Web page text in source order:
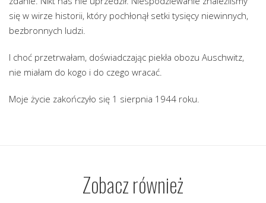
się w wirze historii, który pochłonął setki tysięcy niewinnych,
bezbronnych ludzi.
I choć przetrwałam, doświadczając piekła obozu Auschwitz,
nie miałam do kogo i do czego wracać.
Moje życie zakończyło się 1 sierpnia 1944 roku.
Zobacz również